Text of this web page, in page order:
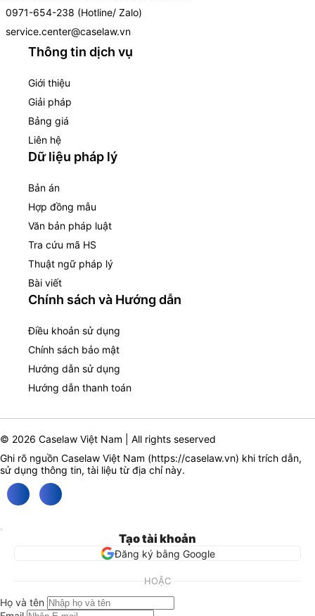
0971-654-238 (Hotline/ Zalo)
service.center@caselaw.vn
Thông tin dịch vụ
Giới thiệu
Giải pháp
Bảng giá
Liên hệ
Dữ liệu pháp lý
Bản án
Hợp đồng mẫu
Văn bản pháp luật
Tra cứu mã HS
Thuật ngữ pháp lý
Bài viết
Chính sách và Hướng dẫn
Điều khoản sử dụng
Chính sách bảo mật
Hướng dẫn sử dụng
Hướng dẫn thanh toán
© 2026 Caselaw Việt Nam | All rights seserved
Ghi rõ nguồn Caselaw Việt Nam (https://caselaw.vn) khi trích dẫn,
sử dụng thông tin, tài liệu từ địa chỉ này.
Tạo tài khoản
Đăng ký bằng Google
HOẶC
Họ và tên